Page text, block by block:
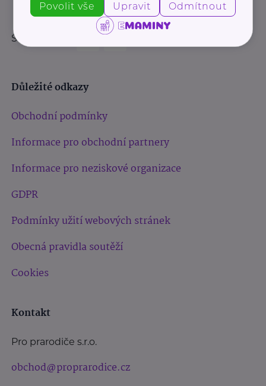
Sledujte nás:
Důležité odkazy
Obchodní podmínky
Informace pro obchodní partnery
Informace pro neziskové organizace
GDPR
Podmínky užití webových stránek
Obecná pravidla soutěží
Cookies
Kontakt
Pro prarodiče s.r.o.
obchod@proprarodice.cz
Povolit vše Upravit Odmítnout